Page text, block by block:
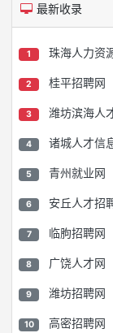
最新收录
1 珠海人力资
2 桂平招聘网
3 潍坊滨海人
4 诸城人才信
5 青州就业网
6 安丘人才招
7 临朐招聘网
8 广饶人才网
9 潍坊招聘网
10 高密招聘网